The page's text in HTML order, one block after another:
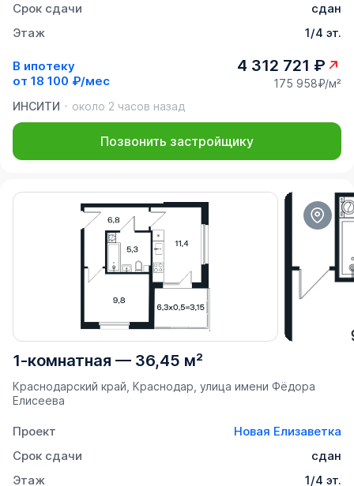
Срок сдачи
сдан
Этаж
1/4 эт.
В ипотеку
от 18 100 ₽/мес
4 312 721 ₽
175 958₽/м²
ИНСИТИ
около 2 часов назад
Позвонить застройщику
1-комнатная — 36,45 м²
Краснодарский край, Краснодар, улица имени Фёдора
Елисеева
Проект
Новая Елизаветка
Срок сдачи
сдан
Этаж
1/4 эт.